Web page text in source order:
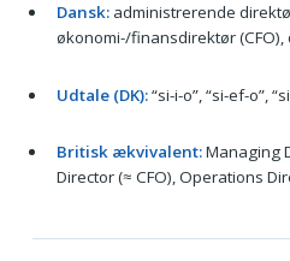
Dansk:administrerende
økonomi-/finansdirektør
Udtale (DK):“si-i-o”, “si-ef-o”,
Britisk ækvivalent:Managing
Director (≈ CFO), Operations